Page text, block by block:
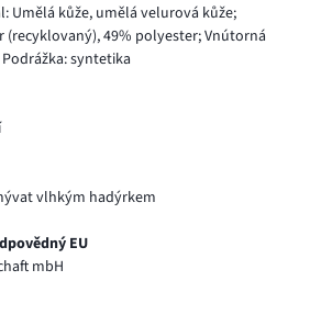
Umělá kůže, umělá velurová kůže;
(recyklovaný), 49% polyester; Vnútorná
syntetika
vlhkým hadýrkem
EU
mbH